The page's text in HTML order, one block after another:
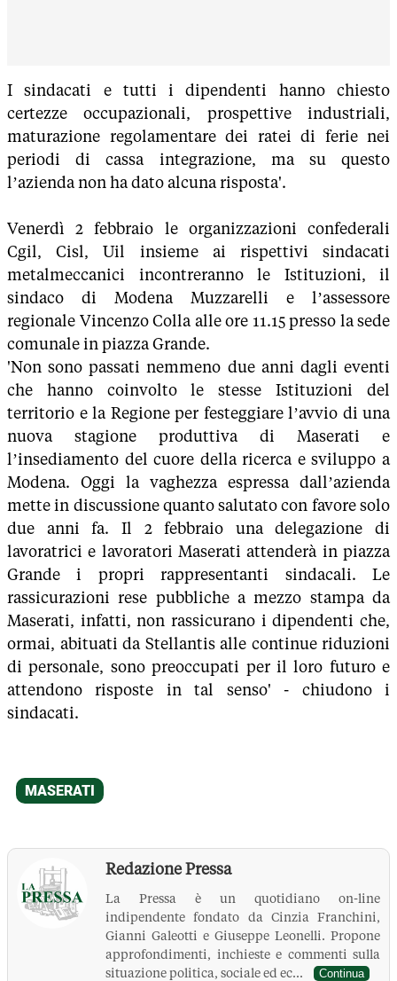
I sindacati e tutti i dipendenti hanno chiesto
certezze occupazionali, prospettive industriali,
maturazione regolamentare dei ratei di ferie nei
periodi di cassa integrazione, ma su questo
l’azienda non ha dato alcuna risposta'.
Venerdì 2 febbraio le organizzazioni confederali
Cgil, Cisl, Uil insieme ai rispettivi sindacati
metalmeccanici incontreranno le Istituzioni, il
sindaco di Modena Muzzarelli e l’assessore
regionale Vincenzo Colla alle ore 11.15 presso la sede
comunale in piazza Grande.
'Non sono passati nemmeno due anni dagli eventi
che hanno coinvolto le stesse Istituzioni del
territorio e la Regione per festeggiare l’avvio di una
nuova stagione produttiva di Maserati e
l’insediamento del cuore della ricerca e sviluppo a
Modena. Oggi la vaghezza espressa dall’azienda
mette in discussione quanto salutato con favore solo
due anni fa. Il 2 febbraio una delegazione di
lavoratrici e lavoratori Maserati attenderà in piazza
Grande i propri rappresentanti sindacali. Le
rassicurazioni rese pubbliche a mezzo stampa da
Maserati, infatti, non rassicurano i dipendenti che,
ormai, abituati da Stellantis alle continue riduzioni
di personale, sono preoccupati per il loro futuro e
attendono risposte in tal senso' - chiudono i
sindacati.
Redazione Pressa
La Pressa è un quotidiano on-line
indipendente fondato da Cinzia Franchini,
Gianni Galeotti e Giuseppe Leonelli. Propone
approfondimenti, inchieste e commenti sulla
situazione politica, sociale ed ec...
Continua